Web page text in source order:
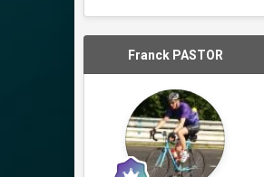
Franck PASTOR